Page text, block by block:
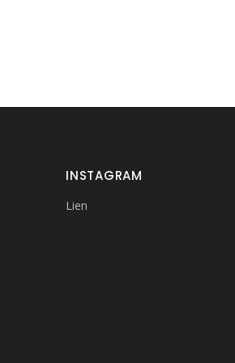
INSTAGRAM
Lien